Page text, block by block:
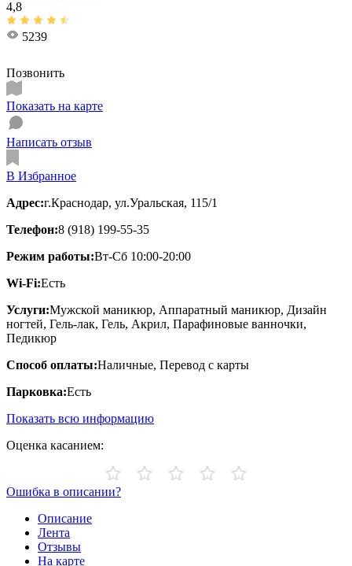
4,8
5239
Позвонить
Показать на карте
Написать отзыв
В Избранное
Адрес:г.Краснодар, ул.Уральская, 115/1
Телефон:8 (918) 199-55-35
Режим работы:Вт-Сб 10:00-20:00
Wi-Fi:Есть
Услуги:Мужской маникюр, Аппаратный маникюр, Дизайн
ногтей, Гель-лак, Гель, Акрил, Парафиновые ванночки,
Педикюр
Способ оплаты:Наличные, Перевод с карты
Парковка:Есть
Показать всю информацию
Оценка касанием:
Ошибка в описании?
Описание
Лента
Отзывы
На карте